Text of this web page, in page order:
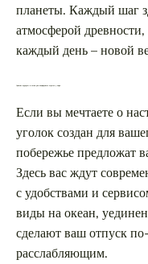
планеты. Каждый шаг
атмосферой
каждый день – новой
Лучшие курорты и отели для комфортного отдыха у моря
Если вы мечтаете о
уголок создан для
побережье предложат
Здесь вас ждут
с удобствами и
виды на океан,
сделают ваш отпуск
расслабляющим.